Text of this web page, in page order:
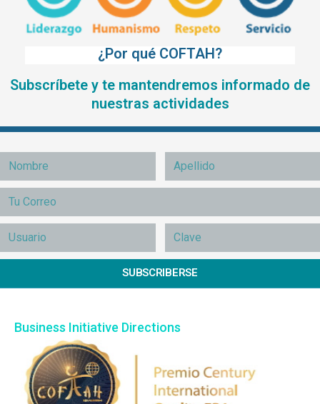
¿Por qué COFTAH?
Subscríbete y te mantendremos informado de
nuestras actividades
SUBSCRIBERSE
Business Initiative Directions